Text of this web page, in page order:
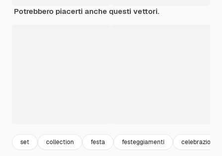
Potrebbero piacerti anche questi vettori.
set collection festa festeggiamenti celebrazione